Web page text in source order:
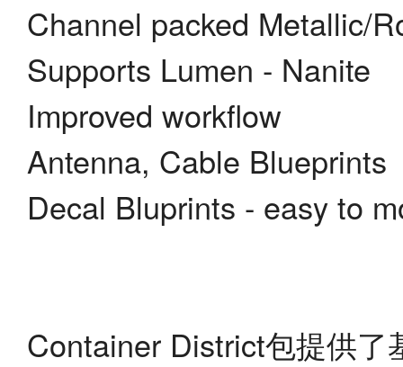
Channel packed Metallic/
Supports Lumen - Nanite
Improved workflow
Antenna, Cable Blueprints
Decal Bluprints - easy to
Container District包提供了